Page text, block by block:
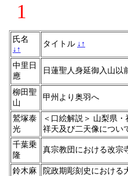
1
氏名
↓ ↑
タイトル ↓ ↑
中里日
應
日蓮聖人身延御入山以
柳田聖
山
甲州より奥羽へ
鷲塚泰
光
＜口絵解説＞ 山梨県
祥天及び二天像につい
千葉乗
隆
真宗教団における改宗
鈴木麻
院政期彫刻史における